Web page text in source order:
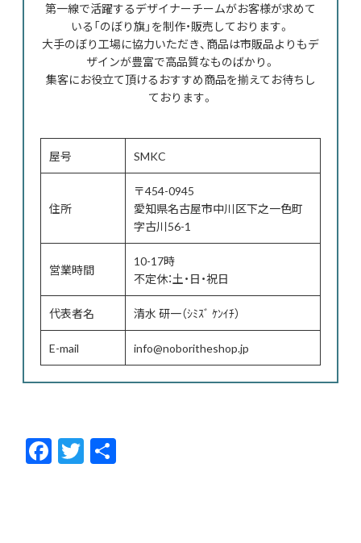
第一線で活躍するデザイナーチームがお客様が求めて
いる「のぼり旗」を制作・販売しております。
大手のぼり工場に協力いただき、商品は市販品よりもデ
ザインが豊富で高品質なものばかり。
集客にお役立て頂けるおすすめ商品を揃えてお待ちし
ております。
屋号 SMKC
住所
〒454-0945
愛知県名古屋市中川区下之一色町
字古川56-1
営業時間
10-17時
不定休：土・日・祝日
代表者名 清水 研一（ｼﾐｽﾞ ｹﾝｲﾁ）
E-mail info@noboritheshop.jp
F
ac
T
w